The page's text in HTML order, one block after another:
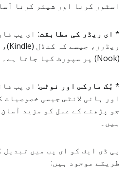
اسٹور کرنا اور شیئر کرنا
* ای ریڈر کی مطابقت: ای پب
(Nook) پر سپورٹ کیا جاتا ہے۔
* بُک مارکس اور نوٹس: ای پب
اور ہائی لائٹس جیسی خصوصیات
جو پڑھنے کے عمل کو مزید
ہیں۔
پی ڈی ایف کو ای پب میں تبدیل
طریقے موجود ہیں: